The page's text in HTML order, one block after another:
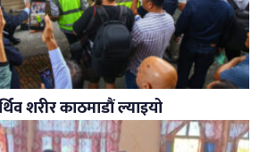
शरीर काठमाडौं ल्याइयो